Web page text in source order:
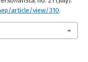
article/view/310.